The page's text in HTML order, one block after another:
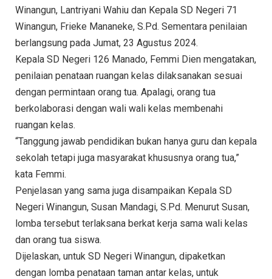
Winangun, Lantriyani Wahiu dan Kepala SD Negeri 71
Winangun, Frieke Mananeke, S.Pd. Sementara penilaian
berlangsung pada Jumat, 23 Agustus 2024.
Kepala SD Negeri 126 Manado, Femmi Dien mengatakan,
penilaian penataan ruangan kelas dilaksanakan sesuai
dengan permintaan orang tua. Apalagi, orang tua
berkolaborasi dengan wali wali kelas membenahi
ruangan kelas.
“Tanggung jawab pendidikan bukan hanya guru dan kepala
sekolah tetapi juga masyarakat khususnya orang tua,”
kata Femmi.
Penjelasan yang sama juga disampaikan Kepala SD
Negeri Winangun, Susan Mandagi, S.Pd. Menurut Susan,
lomba tersebut terlaksana berkat kerja sama wali kelas
dan orang tua siswa.
Dijelaskan, untuk SD Negeri Winangun, dipaketkan
dengan lomba penataan taman antar kelas, untuk